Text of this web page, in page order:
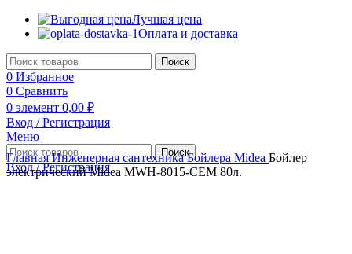
Лучшая цена
Оплата и доставка
Поиск
0 Избранное
0 Сравнить
0 элемент 0,00 ₽
Вход / Регистрация
Меню
Поиск
Вход / Регистрация
ГлавнаяИнженерная сантехникаБойлера Midea Бойлер
электрический Midea MWH-8015-CEM 80л.